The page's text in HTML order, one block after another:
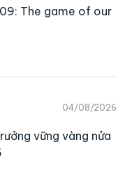
The game of our
04/08/2026
vững vàng nửa